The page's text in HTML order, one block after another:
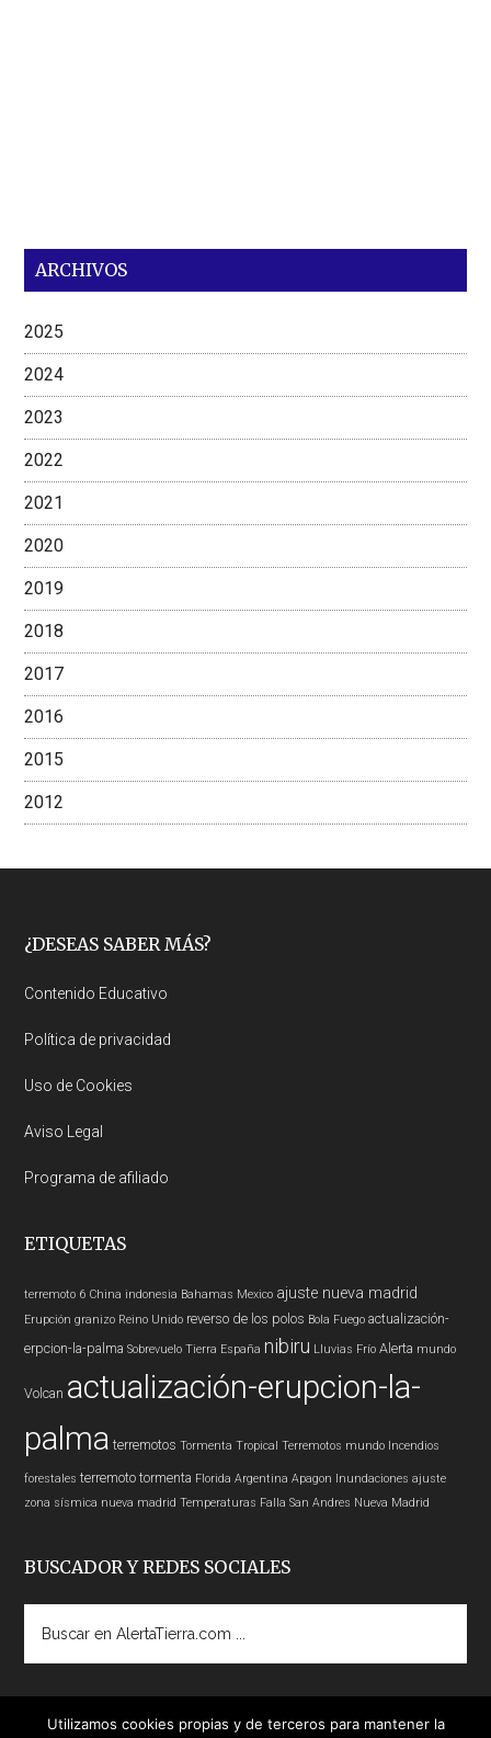
ARCHIVOS
2025
2024
2023
2022
2021
2020
2019
2018
2017
2016
2015
2012
Footer
¿DESEAS SABER MÁS?
Contenido Educativo
Política de privacidad
Uso de Cookies
Aviso Legal
Programa de afiliado
ETIQUETAS
terremoto 6 China indonesia Bahamas Mexico ajuste nueva madrid
Erupción granizo Reino Unido reverso de los polos Bola Fuego actualización-
erpcion-la-palma Sobrevuelo Tierra España nibiru Lluvias Frío Alerta mundo
Volcan actualización-erupcion-la-
palma terremotos Tormenta Tropical Terremotos mundo Incendios
forestales terremoto tormenta Florida Argentina Apagon Inundaciones ajuste
zona sísmica nueva madrid Temperaturas Falla San Andres Nueva Madrid
BUSCADOR Y REDES SOCIALES
AlertaTierra.com
Utilizamos cookies propias y de terceros para mantener la